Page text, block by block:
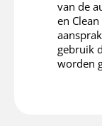
van de
en
gebruik
worden